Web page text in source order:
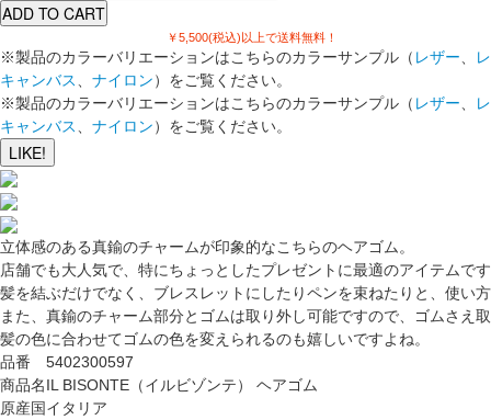
￥5,500(税込)以上で送料無料！
※製品のカラーバリエーションはこちらのカラーサンプル（ レザー
キャンバス
ナイロン）をご覧ください。
※製品のカラーバリエーションはこちらのカラーサンプル（ レザー
キャンバス
ナイロン）をご覧ください。
LIKE!
立体感のある真鍮のチャームが印象的なこちらのヘアゴム。
店舗でも大人気で、特にちょっとしたプレゼントに最適のアイテムで
髪を結ぶだけでなく、ブレスレットにしたりペンを束ねたりと、使い
また、真鍮のチャーム部分とゴムは取り外し可能ですので、ゴムさえ
髪の色に合わせてゴムの色を変えられるのも嬉しいですよね。
品番
5402300597
商品名IL BISONTE（イルビゾンテ） ヘアゴム
原産国イタリア